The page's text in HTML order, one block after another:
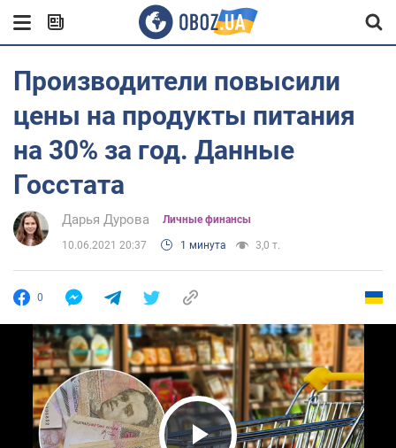
Производители повысили
цены на продукты питания
на 30% за год. Данные
Госстата
Дарья Дурова Личные финансы
10.06.2021 20:37 1 минута 3,0 т.
0